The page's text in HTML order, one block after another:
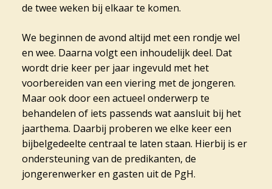
de twee weken bij elkaar te komen.
We beginnen de avond altijd met een rondje wel
en wee. Daarna volgt een inhoudelijk deel. Dat
wordt drie keer per jaar ingevuld met het
voorbereiden van een viering met de jongeren.
Maar ook door een actueel onderwerp te
behandelen of iets passends wat aansluit bij het
jaarthema. Daarbij proberen we elke keer een
bijbelgedeelte centraal te laten staan. Hierbij is er
ondersteuning van de predikanten, de
jongerenwerker en gasten uit de PgH.